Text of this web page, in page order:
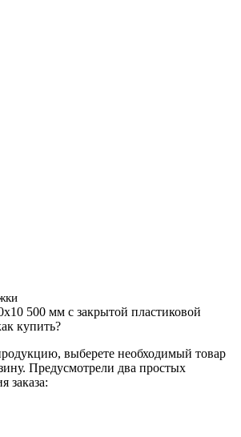
500 мм с закрытой пластиковой
купить?
выберете необходимый товар
Предусмотрели два простых
заказа: